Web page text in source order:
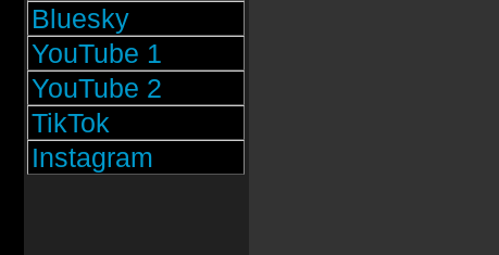
Bluesky
YouTube 1
YouTube 2
TikTok
Instagram